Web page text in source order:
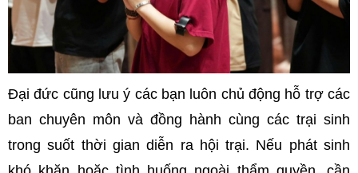
Đại đức cũng lưu ý các bạn luôn chủ động hỗ trợ các
ban chuyên môn và đồng hành cùng các trại sinh
trong suốt thời gian diễn ra hội trại. Nếu phát sinh